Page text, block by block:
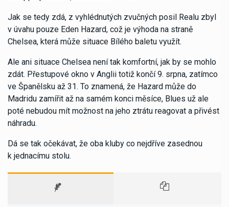
Jak se tedy zdá, z vyhlédnutých zvučných posil Realu zbyl
v úvahu pouze Eden Hazard, což je výhoda na straně
Chelsea, která může situace Bílého baletu využít.
Ale ani situace Chelsea není tak komfortní, jak by se mohlo
zdát. Přestupové okno v Anglii totiž končí 9. srpna, zatímco
ve Španělsku až 31. To znamená, že Hazard může do
Madridu zamířit až na samém konci měsíce, Blues už ale
poté nebudou mít možnost na jeho ztrátu reagovat a přivést
náhradu.
Dá se tak očekávat, že oba kluby co nejdříve zasednou
k jednacímu stolu.